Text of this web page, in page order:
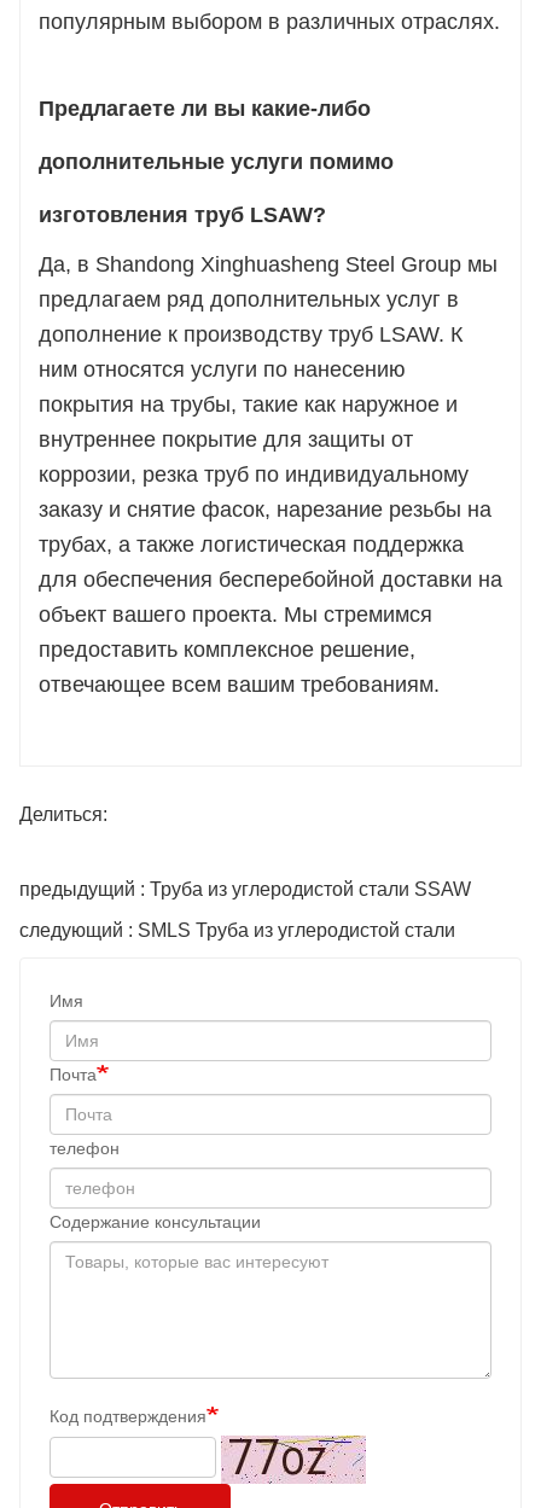
популярным выбором в различных отраслях.
Предлагаете ли вы какие-либо
дополнительные услуги помимо
изготовления труб LSAW?
Да, в Shandong Xinghuasheng Steel Group мы
предлагаем ряд дополнительных услуг в
дополнение к производству труб LSAW. К
ним относятся услуги по нанесению
покрытия на трубы, такие как наружное и
внутреннее покрытие для защиты от
коррозии, резка труб по индивидуальному
заказу и снятие фасок, нарезание резьбы на
трубах, а также логистическая поддержка
для обеспечения бесперебойной доставки на
объект вашего проекта. Мы стремимся
предоставить комплексное решение,
отвечающее всем вашим требованиям.
Делиться:
предыдущий : Труба из углеродистой стали SSAW
следующий : SMLS Труба из углеродистой стали
Имя
Почта
телефон
Содержание консультации
Код подтверждения